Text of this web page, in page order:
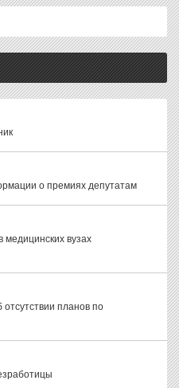
о премиях депутатам
вузах
отсутствии планов по